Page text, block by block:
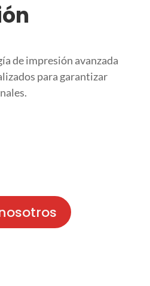
de impresión avanzada
para garantizar